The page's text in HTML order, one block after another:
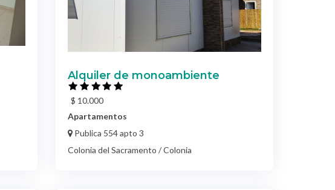
Alquiler de monoambiente
$ 10.000
Apartamentos
Publica 554 apto 3
Colonia del Sacramento / Colonia